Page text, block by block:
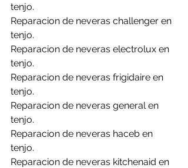
tenjo.
Reparacion de neveras challenger en
tenjo.
Reparacion de neveras electrolux en
tenjo.
Reparacion de neveras frigidaire en
tenjo.
Reparacion de neveras general en
tenjo.
Reparacion de neveras haceb en
tenjo.
Reparacion de neveras kitchenaid en